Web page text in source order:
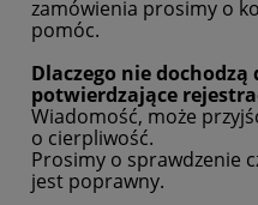
zamówienia prosimy o
pomóc.
Dlaczego nie
potwierdzające
Wiadomość, może
o cierpliwość.
Prosimy o sprawdzenie
jest poprawny.